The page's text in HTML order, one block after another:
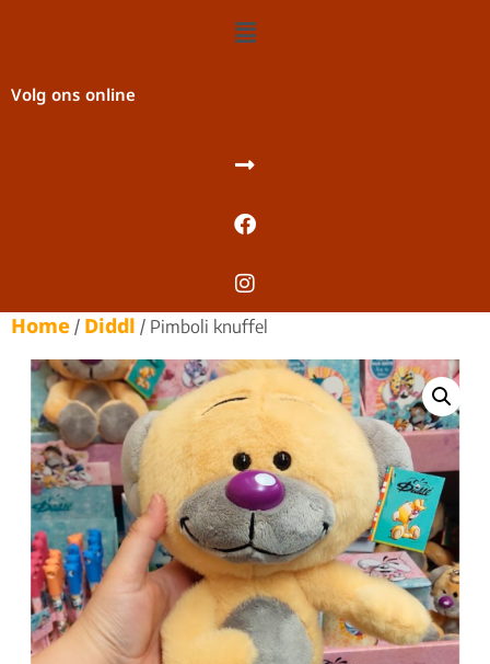
Volg ons online
Home / Diddl / Pimboli knuffel